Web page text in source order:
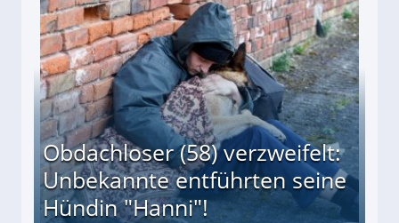
Obdachloser (58) verzweifelt:
Unbekannte entführten seine
Hündin "Hanni"!